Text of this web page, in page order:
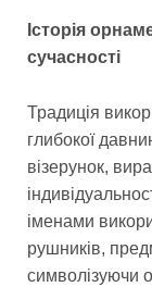
Історія
сучасності
Традиція
глибокої
візерунок,
іменами
рушників,
символізуючи